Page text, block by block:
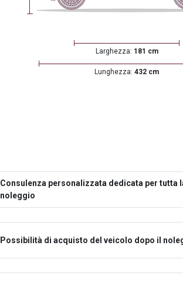
Larghezza: 181 cm
Lunghezza: 432 cm
Consulenza personalizzata dedicata per tutta
noleggio
Possibilità di acquisto del veicolo dopo il